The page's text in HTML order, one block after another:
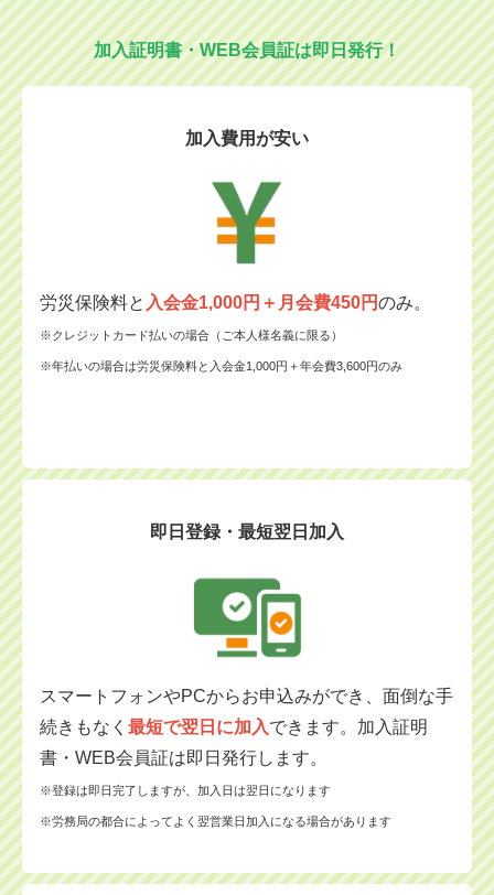
加入証明書・WEB会員証は即日発行！
加入費用が安い
労災保険料と 入会金1,000円＋月会費450円のみ。
※クレジットカード払いの場合（ご本人様名義に限る）
※年払いの場合は労災保険料と入会金1,000円＋年会費3,600円のみ
即日登録・最短翌日加入
スマートフォンやPCからお申込みができ、面倒な手
続きもなく 最短で翌日に加入できます。加入証明
書・WEB会員証は即日発行します。
※登録は即日完了しますが、加入日は翌日になります
※労務局の都合によってよく翌営業日加入になる場合があります